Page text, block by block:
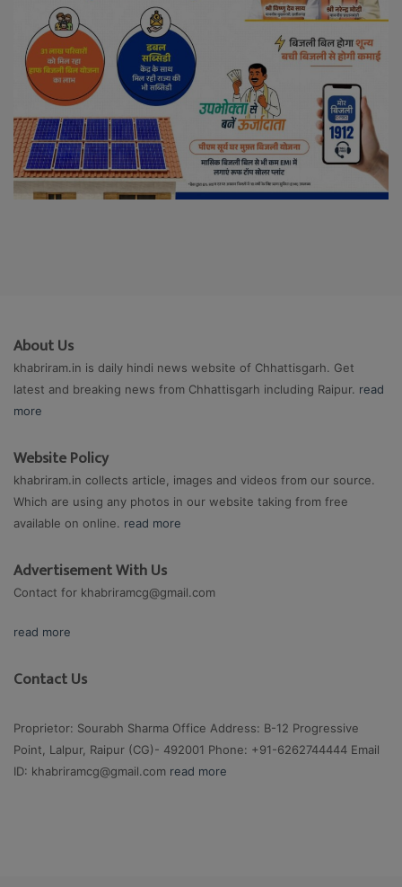
About Us
khabriram.in is daily hindi news website of Chhattisgarh. Get
latest and breaking news from Chhattisgarh including Raipur. read
more
Website Policy
khabriram.in collects article, images and videos from our source.
Which are using any photos in our website taking from free
available on online. read more
Advertisement With Us
Contact for khabriramcg@gmail.com
read more
Contact Us
Proprietor: Sourabh Sharma Office Address: B-12 Progressive
Point, Lalpur, Raipur (CG)- 492001 Phone: +91-6262744444 Email
ID: khabriramcg@gmail.com read more